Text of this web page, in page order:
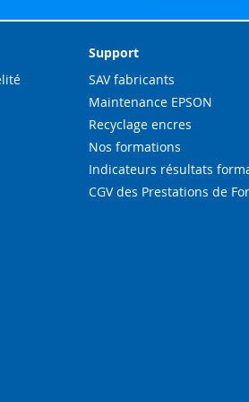
Support
SAV fabricants
Maintenance EPSON
Recyclage encres
Nos formations
Indicateurs résultats
CGV des Prestations de